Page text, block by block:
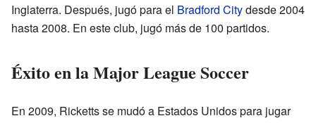
Inglaterra. Después, jugó para el Bradford Citydesde 2004
hasta 2008. En este club, jugó más de 100 partidos.
Éxito en la Major League Soccer
En 2009, Ricketts se mudó a Estados Unidos para jugar